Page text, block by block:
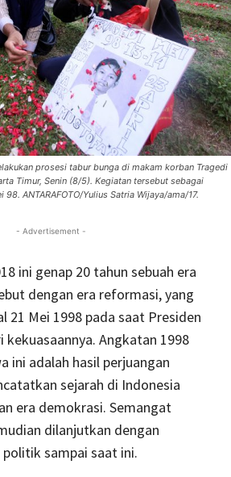
prosesi tabur bunga di makam korban Tragedi
Timur, Senin (8/5). Kegiatan tersebut sebagai
ANTARAFOTO/Yulius Satria Wijaya/ama/17.
- Advertisement -
ini genap 20 tahun sebuah era
dengan era reformasi, yang
21 Mei 1998 pada saat Presiden
Angkatan 1998
ini adalah hasil perjuangan
sejarah di Indonesia
era demokrasi. Semangat
dilanjutkan dengan
sampai saat ini.